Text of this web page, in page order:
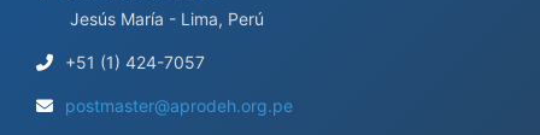
Jesús María - Lima, Perú
+51 (1) 424-7057
postmaster@aprodeh.org.pe